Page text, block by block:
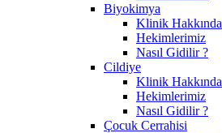
Biyokimya
Klinik Hakkında
Hekimlerimiz
Nasıl Gidilir ?
Cildiye
Klinik Hakkında
Hekimlerimiz
Nasıl Gidilir ?
Çocuk Cerrahisi